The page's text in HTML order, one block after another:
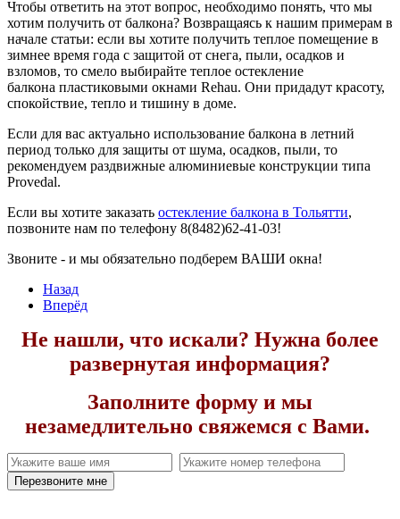
Чтобы ответить на этот вопрос, необходимо понять, что мы
хотим получить от балкона? Возвращаясь к нашим примерам в
начале статьи: если вы хотите получить теплое помещение в
зимнее время года с защитой от снега, пыли, осадков и
взломов, то смело выбирайте теплое остекление
балкона пластиковыми окнами Rehau. Они придадут красоту,
спокойствие, тепло и тишину в доме.
Если для вас актуально использование балкона в летний
период только для защиты от шума, осадков, пыли, то
рекомендуем раздвижные алюминиевые конструкции типа
Provedal.
Если вы хотите заказать остекление балкона в Тольятти,
позвоните нам по телефону 8(8482)62-41-03!
Звоните - и мы обязательно подберем ВАШИ окна!
Назад
Вперёд
Не нашли, что искали? Нужна более
развернутая информация?
Заполните форму и мы
незамедлительно свяжемся с Вами.
Перезвоните мне